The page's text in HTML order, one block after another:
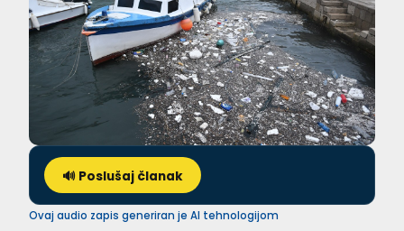
🔊 Poslušaj članak
Ovaj audio zapis generiran je AI tehnologijom